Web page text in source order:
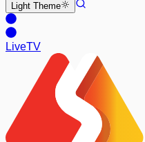
Light Theme
LiveTV